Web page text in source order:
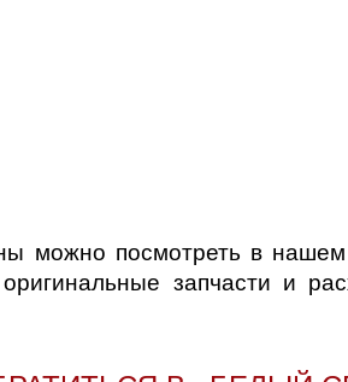
можно посмотреть в
запчасти и